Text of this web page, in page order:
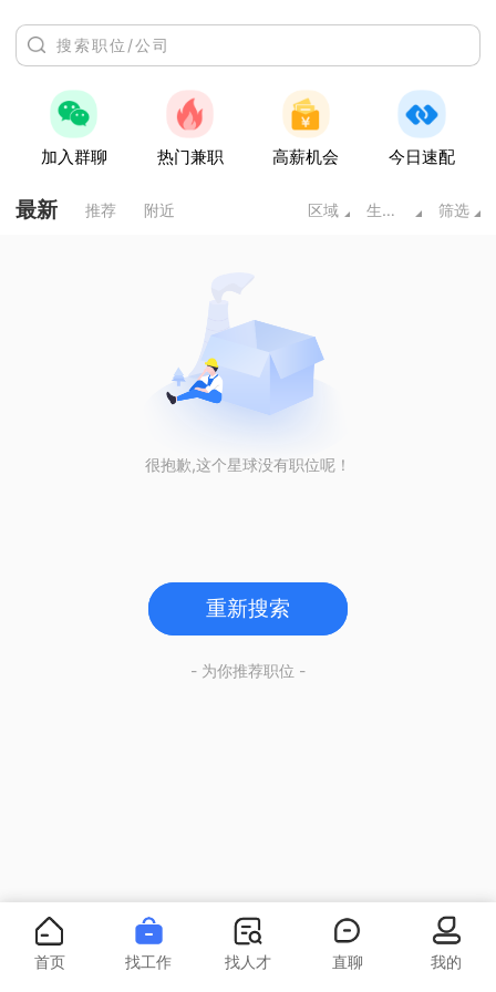
加入群聊 热门兼职 高薪机会 今日速配
最新 推荐 附近 区域 生物/制药/医疗/护理 筛选
很抱歉,这个星球没有职位呢！
重新搜索
- 为你推荐职位 -
首页 找工作 找人才 直聊 我的